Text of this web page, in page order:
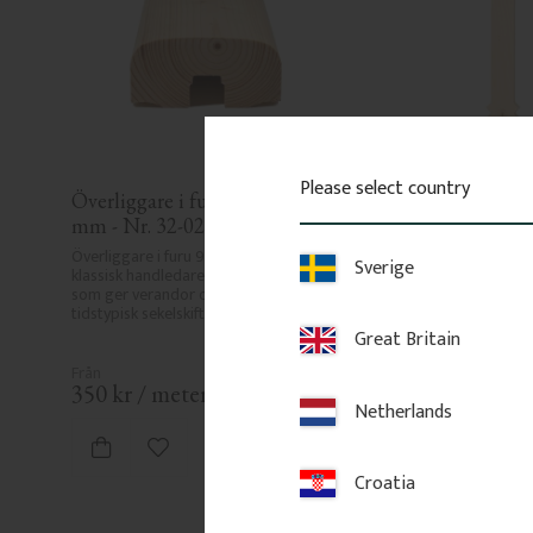
Överliggare i furu 95 x 45
mm - Nr. 32-020
klassisk handledare med vacker profil
350 kr / meter
Lägg till i favoriter
Räckesprofil i Björk
- Nr. 5-011-B
Dekorativ räckesspjäla
smal profil. Passar för
Lägg till
Please select country
Sverige
Great Britain
Netherlands
Croatia